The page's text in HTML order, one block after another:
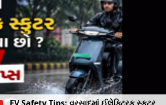
EV Safety Tips: વરસાદમાં ઈલેક્ટ્રિક સ્કુટર